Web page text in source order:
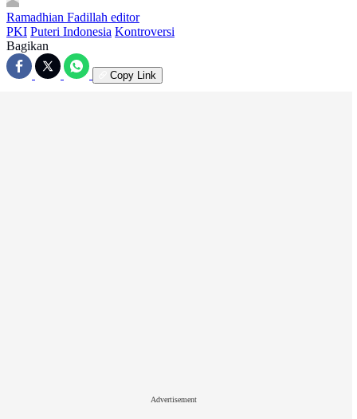
Ramadhian Fadillah editor
PKI Puteri Indonesia Kontroversi
Bagikan
Copy Link
Advertisement